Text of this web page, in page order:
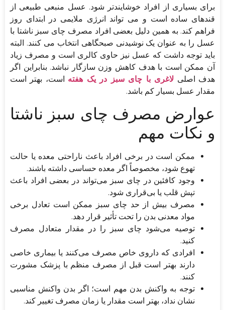
برای بسیاری از افراد خوشایندتر شود. عسل منبعی طبیعی از
قندهای ساده است و می تواند انرژی ملایمی در ابتدای روز
فراهم کند. به همین دلیل بعضی افراد مصرف چای سبز ناشتا با
عسل را به عنوان یک نوشیدنی صبحگاهی انتخاب می کنند. البته
باید توجه داشت که عسل نیز حاوی کالری است و مصرف زیاد
آن ممکن است با هدف کاهش وزن سازگار نباشد. بنابراین اگر
هدف اصلی لاغری با چای سبز در یک هفته است، بهتر است
مقدار عسل بسیار کم باشد.
عوارض مصرف چای سبز ناشتا
و نکات مهم
ممکن است در برخی افراد باعث ناراحتی معده یا حالت
تهوع شود، مخصوصاً اگر معده حساسی داشته باشند.
وجود کافئین در چای سبز می‌تواند در بعضی افراد باعث
تپش قلب یا بی‌قراری شود.
مصرف بیش از حد چای سبز ممکن است تعادل برخی
مواد معدنی بدن را تحت تأثیر قرار دهد.
توصیه می‌شود چای سبز را در مقدار متعادل مصرف
کنید.
افرادی که داروی خاص مصرف می‌کنند یا بیماری خاصی
دارند بهتر است قبل از مصرف منظم با پزشک مشورت
کنند.
توجه به واکنش بدن مهم است؛ اگر بدن واکنش مناسبی
نشان نداد، بهتر است مقدار یا زمان مصرف تغییر کند.